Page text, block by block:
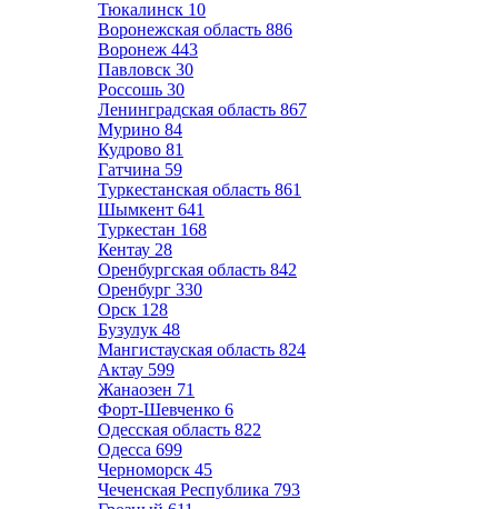
Тюкалинск 10
Воронежская область 886
Воронеж 443
Павловск 30
Россошь 30
Ленинградская область 867
Мурино 84
Кудрово 81
Гатчина 59
Туркестанская область 861
Шымкент 641
Туркестан 168
Кентау 28
Оренбургская область 842
Оренбург 330
Орск 128
Бузулук 48
Мангистауская область 824
Актау 599
Жанаозен 71
Форт-Шевченко 6
Одесская область 822
Одесса 699
Черноморск 45
Чеченская Республика 793